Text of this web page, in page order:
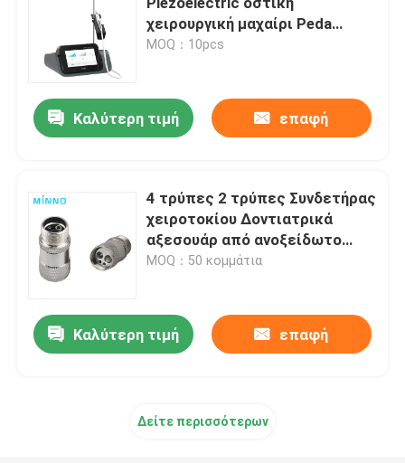
Αρχική Σελίδα
χειρουργική μαχαίρι Peda
Control LED χειρουργικό
MOQ：10pcs
Καλύτερη τιμή επαφή
4 τρύπες 2 τρύπες Συνδετήρας
χειροτοκίου Δοντιατρικά
αξεσουάρ από ανοξείδωτο
χάλυβα
MOQ：50 κομμάτια
Καλύτερη τιμή επαφή
Δείτε περισσότερων